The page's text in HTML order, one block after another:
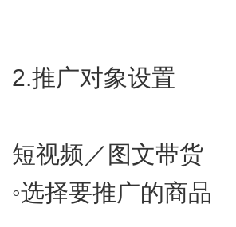
2.​推广对象设置
短视频／图文带货
◦​选择要推广的商品